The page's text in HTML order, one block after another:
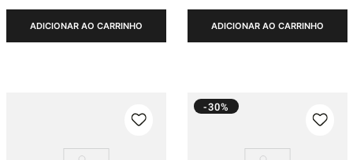
ADICIONAR AO CARRINHO ADICIONAR AO CARRINHO
-30%